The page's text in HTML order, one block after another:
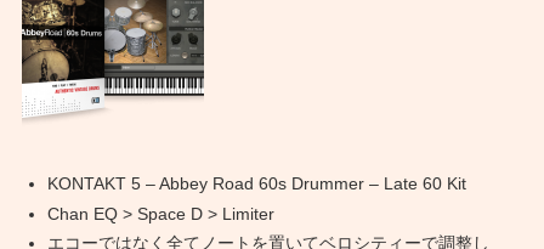
KONTAKT 5 – Abbey Road 60s Drummer – Late 60 Kit
Chan EQ > Space D > Limiter
エコーではなく全てノートを置いてベロシティーで調整し